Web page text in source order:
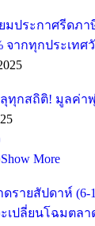
ยมประกาศรีดภ
จากทุกประเท
ทุกสถิติ! มูลค่าพุ่
Show More
รายสัปดาห์ (6-
ปลี่ยนโฉมตลา